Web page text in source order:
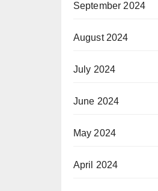
September 2024
August 2024
July 2024
June 2024
May 2024
April 2024